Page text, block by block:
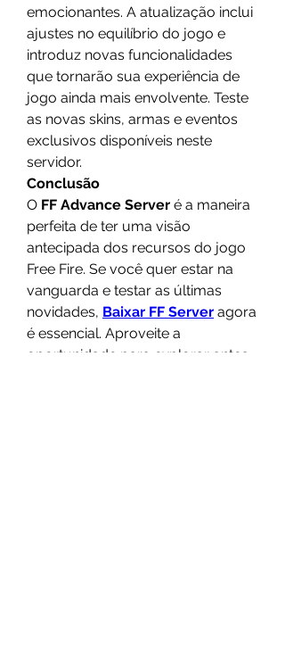
emocionantes. A atualização inclui
ajustes no equilíbrio do jogo e
introduz novas funcionalidades
que tornarão sua experiência de
jogo ainda mais envolvente. Teste
as novas skins, armas e eventos
exclusivos disponíveis neste
servidor.
Conclusão
O FF Advance Server é a maneira
perfeita de ter uma visão
antecipada dos recursos do jogo
Free Fire. Se você quer estar na
vanguarda e testar as últimas
novidades, Baixar FF Server agora
é essencial. Aproveite a
oportunidade para explorar antes